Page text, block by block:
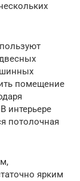
шинных
помещение
интерьере
потолочная
ярким